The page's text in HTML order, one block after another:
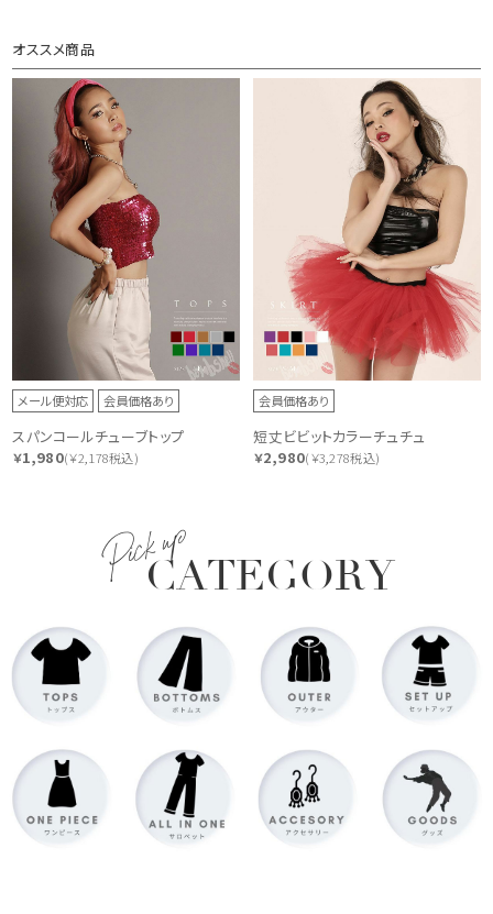
オススメ商品
メール便対応 会員価格あり
スパンコールチューブトップ
￥1,980(￥2,178税込)
会員価格あり
短丈ビビットカラーチュチュ
￥2,980(￥3,278税込)
Pick upCATEGORY